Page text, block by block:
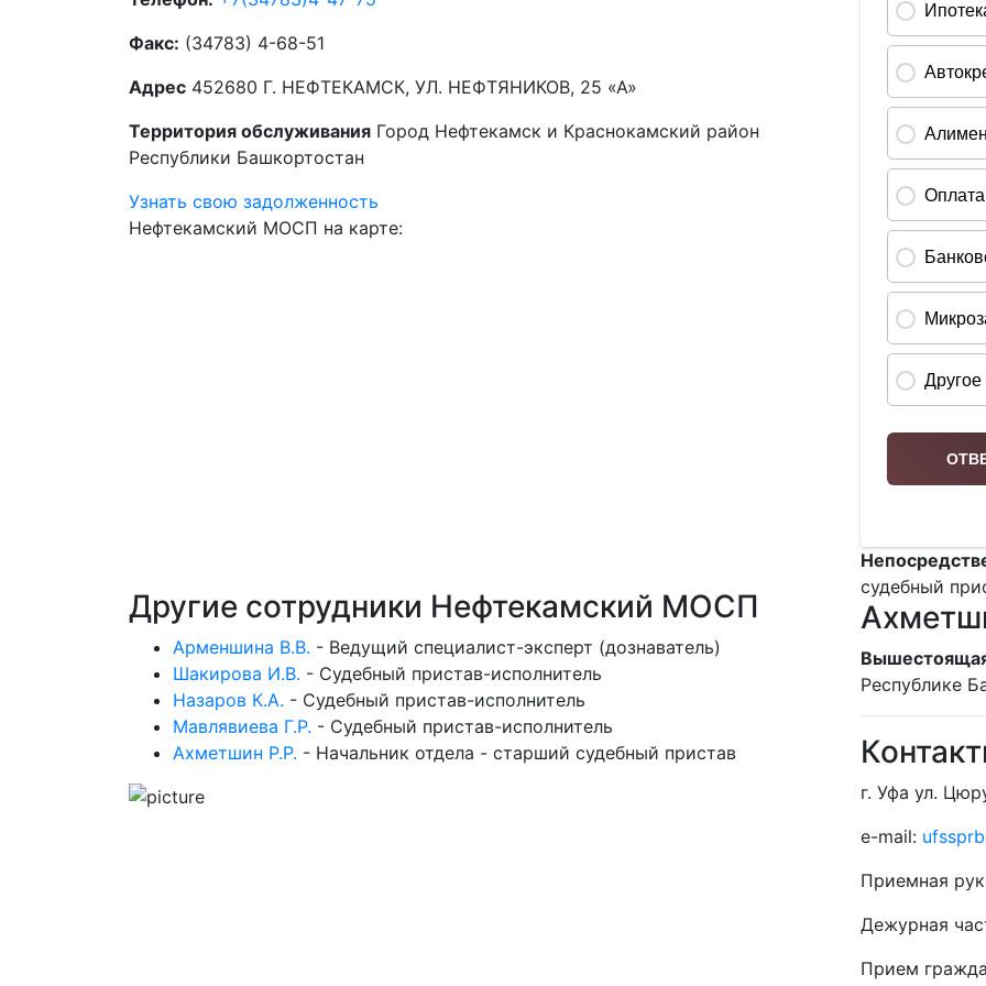
Факс: (34783) 4-68-51
Адрес 452680 Г. НЕФТЕКАМСК, УЛ. НЕФТЯНИКОВ, 25 «А»
Территория обслуживания Город Нефтекамск и Краснокамский район
Республики Башкортостан
Узнать свою задолженность
Нефтекамский МОСП на карте:
Другие сотрудники Нефтекамский МОСП
Арменшина В.В. - Ведущий специалист-эксперт (дознаватель)
Шакирова И.В. - Судебный пристав-исполнитель
Назаров К.А. - Судебный пристав-исполнитель
Мавлявиева Г.Р. - Судебный пристав-исполнитель
Ахметшин Р.Р. - Начальник отдела - старший судебный пристав
судебный
Республике
г. Уфа ул.
e-mail:
Приемная
Дежурная
Прием